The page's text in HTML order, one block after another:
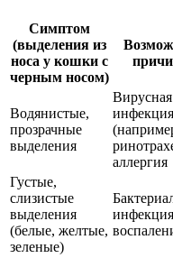
Симптом
(выделения из
носа у кошки с
черным носом)
Водянистые,
прозрачные
выделения
Вирусная
инфекция
аллергия
Густые,
слизистые
выделения
(белые, желтые,
зеленые)